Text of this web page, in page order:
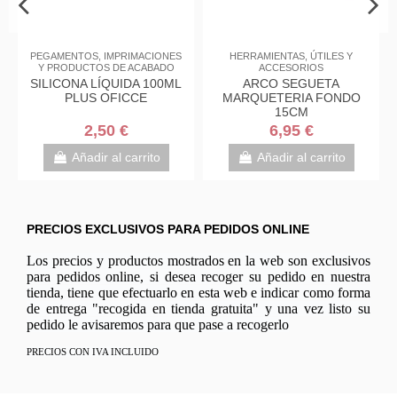
PEGAMENTOS, IMPRIMACIONES
Y PRODUCTOS DE ACABADO
SILICONA LÍQUIDA 100ML
PLUS OFICCE
2,50 €
Añadir al carrito
HERRAMIENTAS, ÚTILES Y
ACCESORIOS
ARCO SEGUETA
MARQUETERIA FONDO
15CM
6,95 €
Añadir al carrito
PRECIOS EXCLUSIVOS PARA PEDIDOS ONLINE
Los precios y productos mostrados en la web son exclusivos
para pedidos online, si desea recoger su pedido en nuestra
tienda, tiene que efectuarlo en esta web e indicar como forma
de entrega "recogida en tienda gratuita" y una vez listo su
pedido le avisaremos para que pase a recogerlo
PRECIOS CON IVA INCLUIDO